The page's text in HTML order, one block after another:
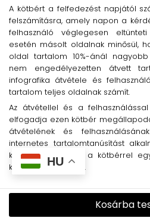
Kosárba
A kötbért a felfedezést napjától
felszámításra, amely napon a
felhasználó véglegesen
esetén másolt oldalnak minősül,
oldal tartalom 10%-ánál
nem engedélyezetten átvett
infografika átvétele és
tartalom teljes oldalnak számít.
Az átvétellel és a
elfogadja ezen kötbér
átvételének és
internetes tartalomtanúsítást
közokirat költségét a kötbérrel
köteles megtéríteni.
HU